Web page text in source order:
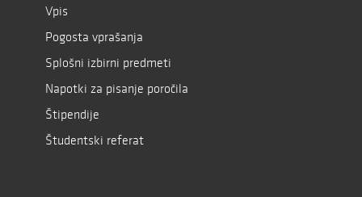
Vpis
Pogosta vprašanja
Splošni izbirni predmeti
Napotki za pisanje poročila
Štipendije
Študentski referat